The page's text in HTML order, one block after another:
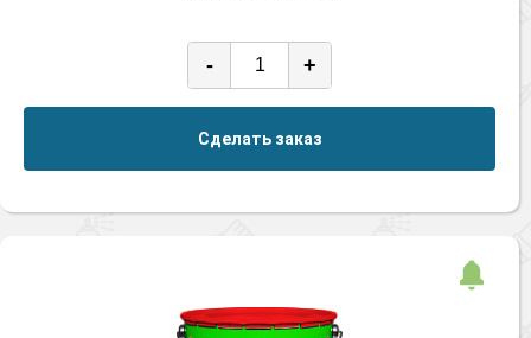
- +
Сделать заказ